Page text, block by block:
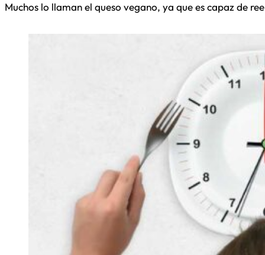
Muchos lo llaman el queso vegano, ya que es capaz de